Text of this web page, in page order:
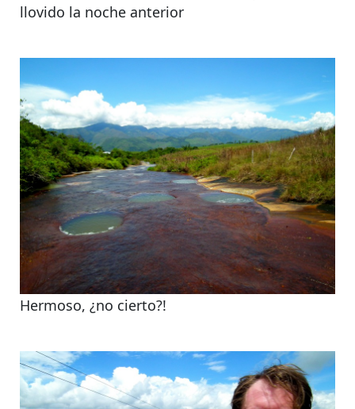
llovido la noche anterior
Hermoso, ¿no cierto?!